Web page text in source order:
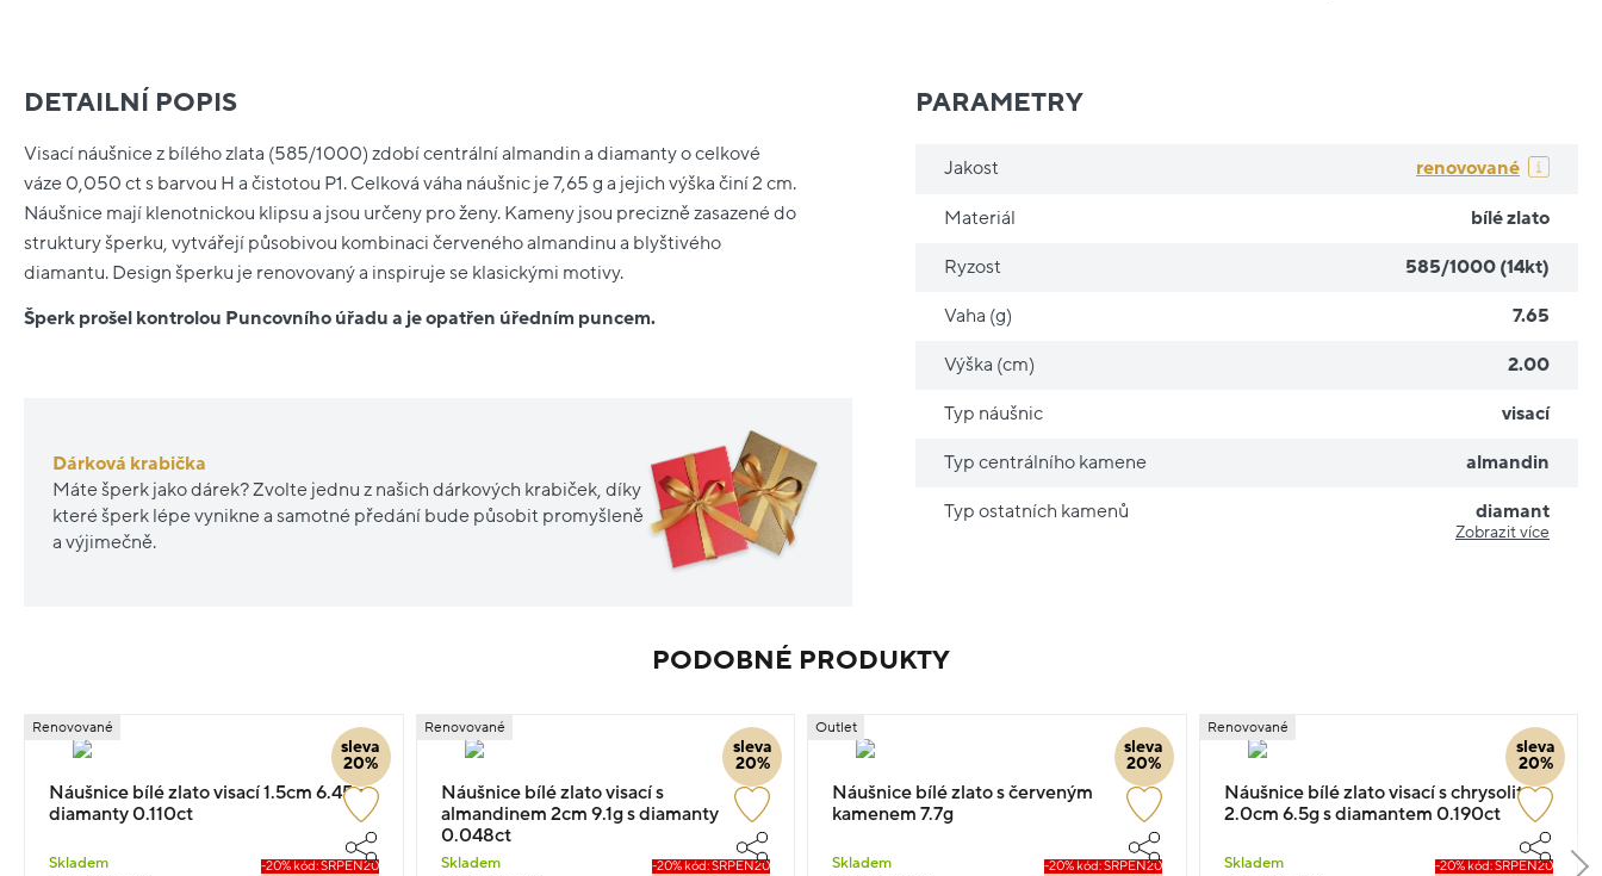
DETAILNÍ POPIS
Visací náušnice z bílého zlata (585/1000) zdobí centrální almandin a diamanty o celkové
váze 0,050 ct s barvou H a čistotou P1. Celková váha náušnic je 7,65 g a jejich výška činí 2 cm.
Náušnice mají klenotnickou klipsu a jsou určeny pro ženy. Kameny jsou precizně zasazené do
struktury šperku, vytvářejí působivou kombinaci červeného almandinu a blyštivého
diamantu. Design šperku je renovovaný a inspiruje se klasickými motivy.
Šperk prošel kontrolou Puncovního úřadu a je opatřen úředním puncem.
Dárková krabička
Máte šperk jako dárek? Zvolte jednu z našich dárkových krabiček, díky
které šperk lépe vynikne a samotné předání bude působit promyšleně
a výjimečně.
PARAMETRY
Jakost renovované
Materiál bílé zlato
Ryzost 585/1000 (14kt)
Vaha (g) 7.65
Výška (cm) 2.00
Typ náušnic visací
Typ centrálního kamene almandin
Typ ostatních kamenů diamant
Zobrazit více
PODOBNÉ PRODUKTY
sleva
20%
Renovované
Náušnice bílé zlato visací 1.5cm 6.45g s
diamanty 0.110ct
Skladem -20% kód: SRPEN20
sleva
20%
Renovované
Náušnice bílé zlato visací s
almandinem 2cm 9.1g s diamanty
0.048ct
Skladem -20% kód: SRPEN20
sleva
20%
Outlet
Náušnice bílé zlato s červeným
kamenem 7.7g
Skladem -20% kód: SRPEN20
sleva
20%
Renovované
Náušnice bílé zlato visací s chrysolity
2.0cm 6.5g s diamantem 0.190ct
Skladem -20% kód: SRPEN20